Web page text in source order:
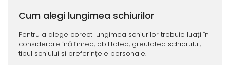
Cum alegi lungimea schiurilor
Pentru a alege corect lungimea schiurilor trebuie luați în
considerare înălțimea, abilitatea, greutatea schiorului,
tipul schiului și preferințele personale.